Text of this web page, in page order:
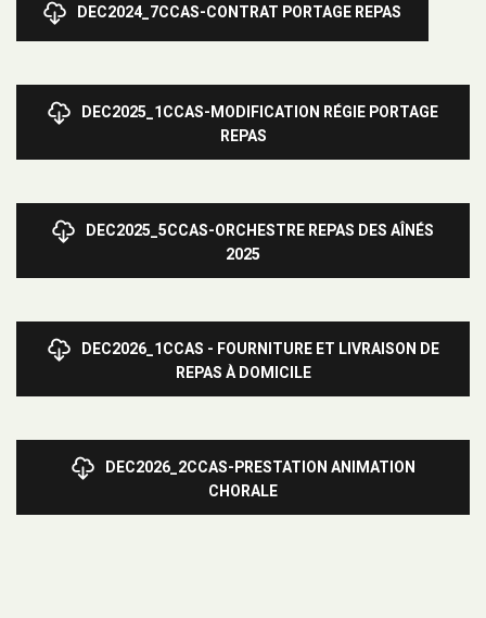
DEC2024_7CCAS-CONTRAT PORTAGE REPAS
DEC2025_1CCAS-MODIFICATION RÉGIE PORTAGE
REPAS
DEC2025_5CCAS-ORCHESTRE REPAS DES AÎNÉS
2025
DEC2026_1CCAS - FOURNITURE ET LIVRAISON DE
REPAS À DOMICILE
DEC2026_2CCAS-PRESTATION ANIMATION
CHORALE